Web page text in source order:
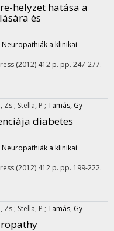
helyzet hatása a
és
Neuropathiák a klinikai
(2012) 412 p. pp. 247-277.
Zs ; Stella, P ; Tamás, Gy
diabetes
Neuropathiák a klinikai
(2012) 412 p. pp. 199-222.
Zs ; Stella, P ; Tamás, Gy